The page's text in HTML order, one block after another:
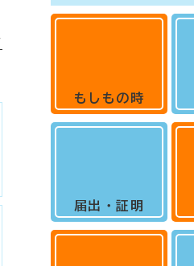
もしもの時
届出・証明